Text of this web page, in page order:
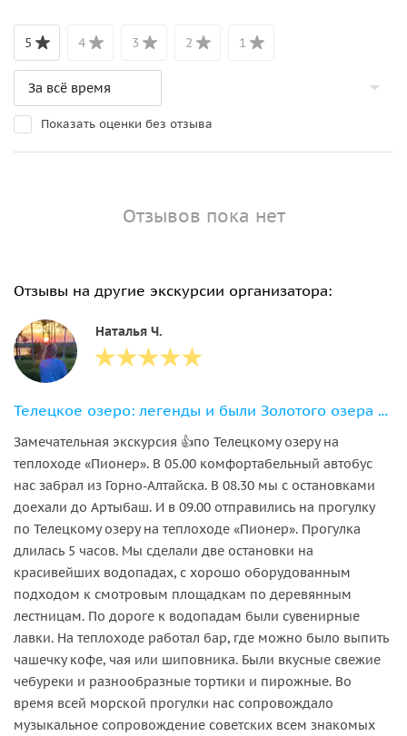
5 4 3 2 1
Показать оценки без отзыва
Отзывов пока нет
Отзывы на другие экскурсии организатора:
Наталья Ч.
Телецкое озеро: легенды и были Золотого озера с прогулкой на теплоходе
Замечательная экскурсия 👍по Телецкому озеру на
теплоходе «Пионер». В 05.00 комфортабельный автобус
нас забрал из Горно-Алтайска. В 08.30 мы с остановками
доехали до Артыбаш. И в 09.00 отправились на прогулку
по Телецкому озеру на теплоходе «Пионер». Прогулка
длилась 5 часов. Мы сделали две остановки на
красивейших водопадах, с хорошо оборудованным
подходом к смотровым площадкам по деревянным
лестницам. По дороге к водопадам были сувенирные
лавки. На теплоходе работал бар, где можно было выпить
чашечку кофе, чая или шиповника. Были вкусные свежие
чебуреки и разнообразные тортики и пирожные. Во
время всей морской прогулки нас сопровождало
музыкальное сопровождение советских всем знакомых